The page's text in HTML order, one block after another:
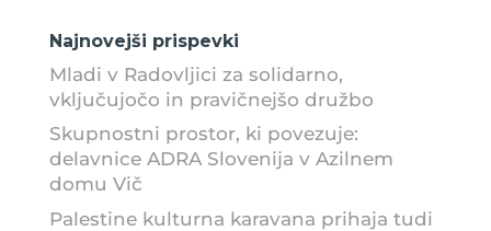
Najnovejši prispevki
Mladi v Radovljici za solidarno,
vključujočo in pravičnejšo družbo
Skupnostni prostor, ki povezuje:
delavnice ADRA Slovenija v Azilnem
domu Vič
Palestine kulturna karavana prihaja tudi